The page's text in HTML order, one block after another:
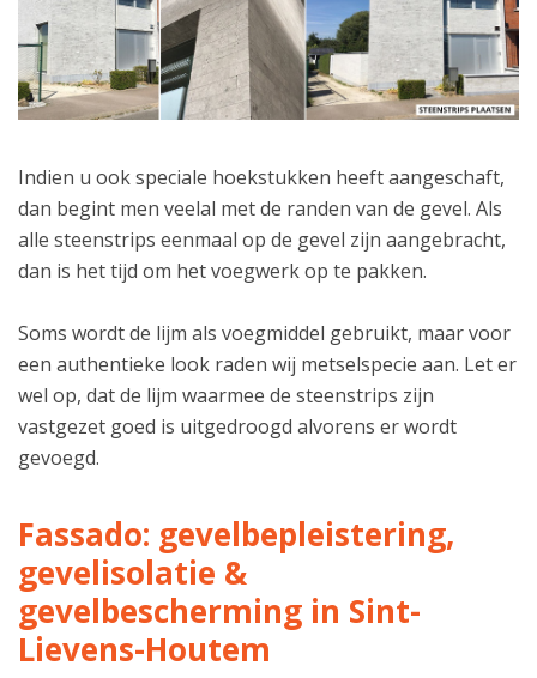
Indien u ook speciale hoekstukken heeft aangeschaft,
dan begint men veelal met de randen van de gevel. Als
alle steenstrips eenmaal op de gevel zijn aangebracht,
dan is het tijd om het voegwerk op te pakken.
Soms wordt de lijm als voegmiddel gebruikt, maar voor
een authentieke look raden wij metselspecie aan. Let er
wel op, dat de lijm waarmee de steenstrips zijn
vastgezet goed is uitgedroogd alvorens er wordt
gevoegd.
Fassado: gevelbepleistering,
gevelisolatie &
gevelbescherming in Sint-
Lievens-Houtem